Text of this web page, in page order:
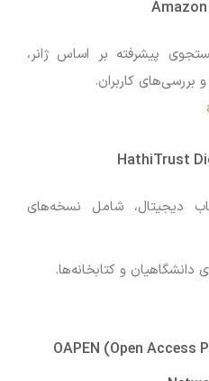
پیشرفته بر اساس ژانر،
و بررسی‌های کاربران.
HathiTrust
دیجیتال، شامل نسخه‌های
و کتابخانه‌ها.
OAPEN (Open Access